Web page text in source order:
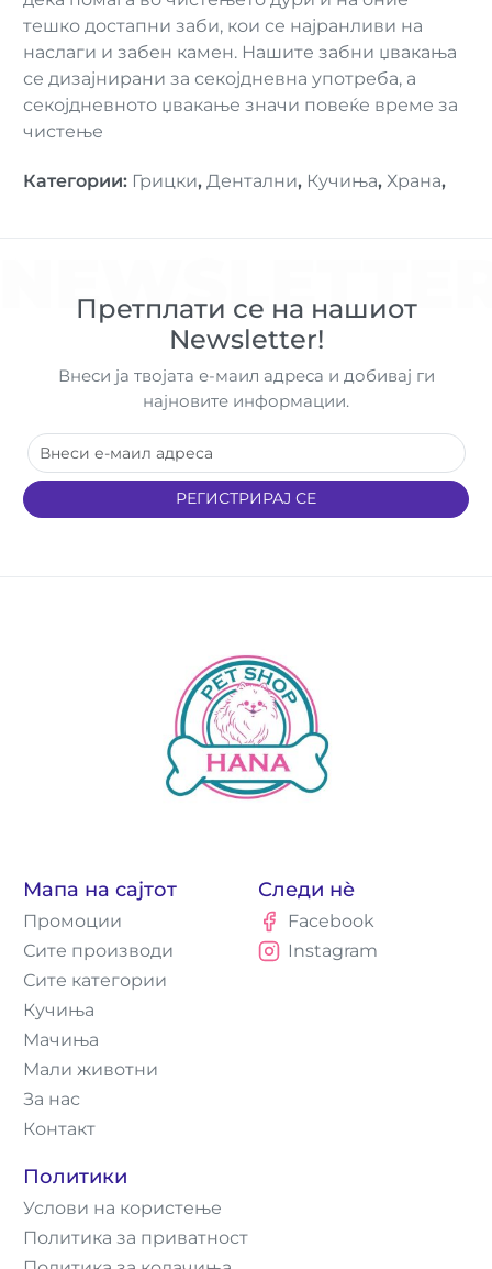
тешко достапни заби, кои се најранливи на
наслаги и забен камен. Нашите забни џвакања
се дизајнирани за секојдневна употреба, а
секојдневното џвакање значи повеќе време за
чистење
Категории: Грицки, Дентални, Кучиња, Храна,
Претплати се на нашиот
Newsletter!
Внеси ја твојата е-маил адреса и добивај ги
најновите информации.
РЕГИСТРИРАЈ СЕ
Мапа на сајтот
Промоции
Сите производи
Сите категории
Кучиња
Мачиња
Мали животни
За нас
Контакт
Политики
Услови на користење
Политика за приватност
Следи нè
Facebook
Instagram